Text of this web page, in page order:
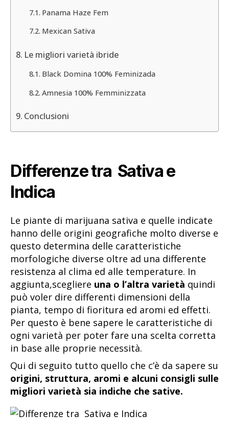
Panama Haze Fem
Mexican Sativa
Le migliori varietà ibride
Black Domina 100% Feminizada
Amnesia 100% Femminizzata
Conclusioni
Differenze tra Sativa e
Indica
Le piante di marijuana sativa e quelle indicate
hanno delle origini geografiche molto diverse e
questo determina delle caratteristiche
morfologiche diverse oltre ad una differente
resistenza al clima ed alle temperature. In
aggiunta,scegliere una o l’altra varietà quindi
può voler dire differenti dimensioni della
pianta, tempo di fioritura ed aromi ed effetti.
Per questo è bene sapere le caratteristiche di
ogni varietà per poter fare una scelta corretta
in base alle proprie necessità.
Qui di seguito tutto quello che c’è da sapere su
origini, struttura, aromi e alcuni consigli sulle
migliori varietà sia indiche che sative.